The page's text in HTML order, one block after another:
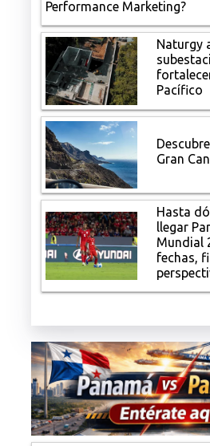
Performance Marketing?
Naturgy
Pacífico
Gran
Hasta
llegar
Mundial
fechas,